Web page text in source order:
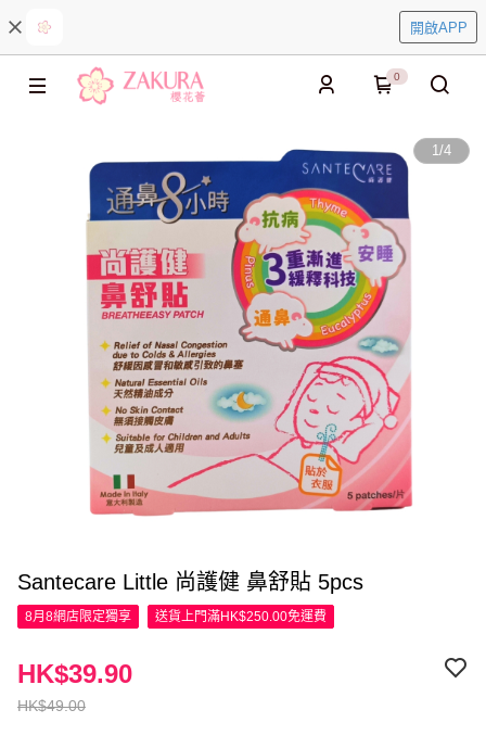
開啟APP
0
1/4
Santecare Little 尚護健 鼻舒貼 5pcs
8月8網店限定獨享 送貨上門滿HK$250.00免運費
HK$49.00
HK$39.90